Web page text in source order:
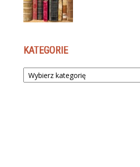
KATEGORIE
Kategorie